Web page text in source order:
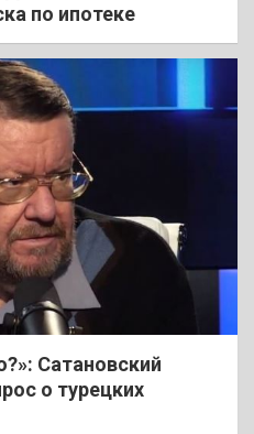
по ипотеке
Сатановский
о турецких